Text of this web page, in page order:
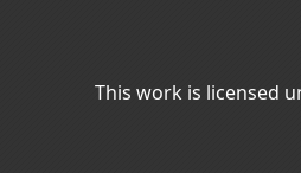
This work is licensed